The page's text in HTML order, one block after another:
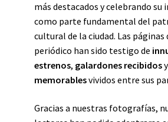
más destacados y celebrando su
como parte fundamental del
cultural de la ciudad. Las páginas
periódico han sido testigo de
estrenos, galardones recibidosy
memorablesvividos entre sus
Gracias a nuestras fotografías,